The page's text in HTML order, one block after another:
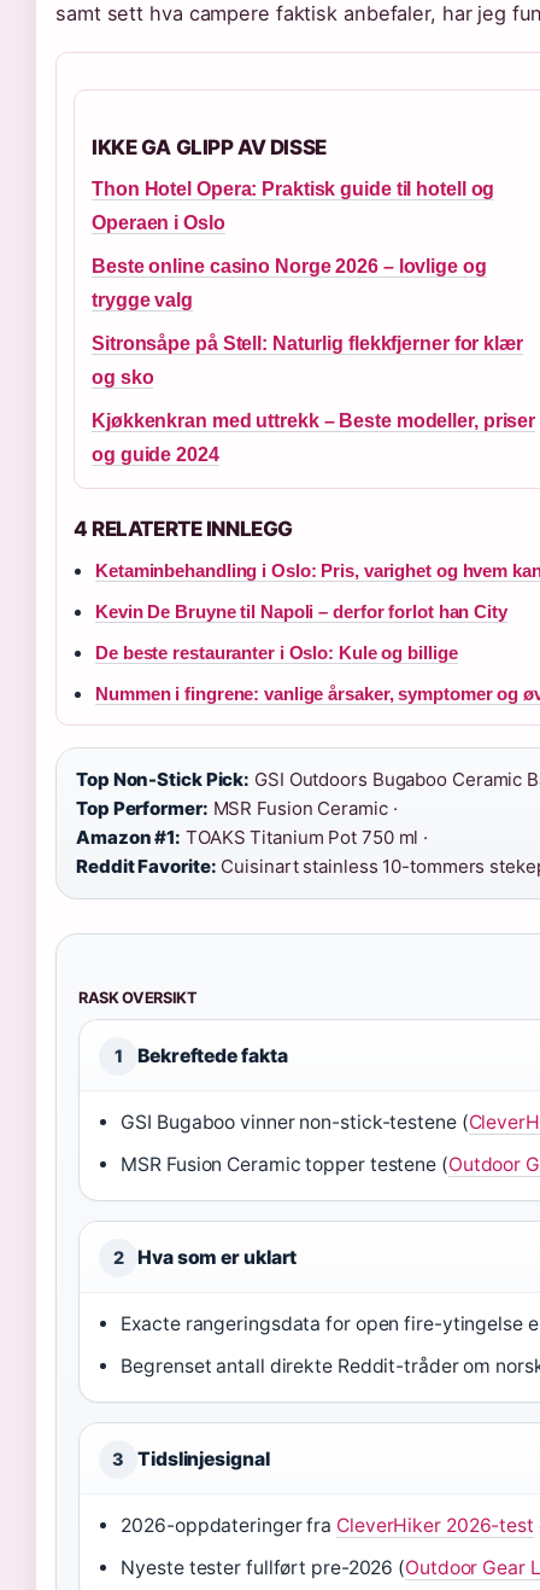
samt sett hva campere faktisk anbefaler, har jeg
IKKE GA GLIPP AV DISSE
Thon Hotel Opera: Praktisk guide til hotell og
Operaen i Oslo
Beste online casino Norge 2026 – lovlige og
trygge valg
Sitronsåpe på Stell: Naturlig flekkfjerner for klær
og sko
Kjøkkenkran med uttrekk – Beste modeller, priser
og guide 2024
4 RELATERTE INNLEGG
Ketaminbehandling i Oslo: Pris, varighet og hvem
Kevin De Bruyne til Napoli – derfor forlot han City
De beste restauranter i Oslo: Kule og billige
Nummen i fingrene: vanlige årsaker, symptomer og
Top Non-Stick Pick: GSI Outdoors Bugaboo Ceramic
Top Performer: MSR Fusion Ceramic ·
Amazon #1: TOAKS Titanium Pot 750 ml ·
Reddit Favorite: Cuisinart stainless 10-tommers
RASK OVERSIKT
1 Bekreftede fakta
GSI Bugaboo vinner non-stick-testene (
MSR Fusion Ceramic topper testene (Outdoor
2 Hva som er uklart
Exacte rangeringsdata for open fire-ytingelse
Begrenset antall direkte Reddit-tråder om
3 Tidslinjesignal
2026-oppdateringer fra CleverHiker 2026-test
Nyeste tester fullført pre-2026 (Outdoor Gear